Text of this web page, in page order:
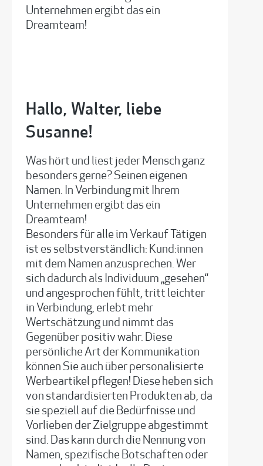
Unternehmen ergibt das ein
Dreamteam!
Hallo, Walter, liebe
Susanne!
Was hört und liest jeder Mensch ganz
besonders gerne? Seinen eigenen
Namen. In Verbindung mit Ihrem
Unternehmen ergibt das ein
Dreamteam!
Besonders für alle im Verkauf Tätigen
ist es selbstverständlich: Kund:innen
mit dem Namen anzusprechen. Wer
sich dadurch als Individuum „gesehen“
und angesprochen fühlt, tritt leichter
in Verbindung, erlebt mehr
Wertschätzung und nimmt das
Gegenüber positiv wahr. Diese
persönliche Art der Kommunikation
können Sie auch über personalisierte
Werbeartikel pflegen! Diese heben sich
von standardisierten Produkten ab, da
sie speziell auf die Bedürfnisse und
Vorlieben der Zielgruppe abgestimmt
sind. Das kann durch die Nennung von
Namen, spezifische Botschaften oder